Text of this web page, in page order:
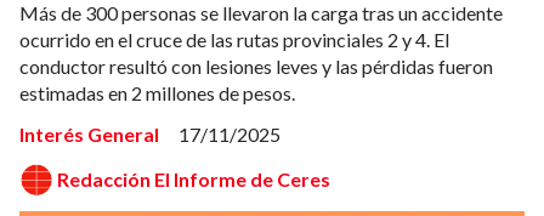
Más de 300 personas se llevaron la carga tras un accidente
ocurrido en el cruce de las rutas provinciales 2 y 4. El
conductor resultó con lesiones leves y las pérdidas fueron
estimadas en 2 millones de pesos.
Interés General
17/11/2025
Redacción El Informe de Ceres